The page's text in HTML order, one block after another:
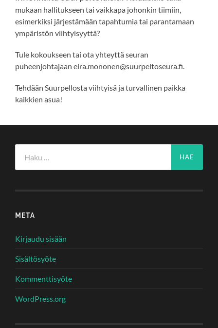
mukaan hallitukseen tai vaikkapa johonkin tiimiin,
esimerkiksi järjestämään tapahtumia tai parantamaan
ympäristön viihtyisyyttä?
Tule kokoukseen tai ota yhteyttä seuran
puheenjohtajaan eira.mononen@suurpeltoseura.fi.
Tehdään Suurpellosta viihtyisä ja turvallinen paikka
kaikkien asua!
META
Kirjaudu sisään
Sisältösyöte
Kommenttisyöte
WordPress.org